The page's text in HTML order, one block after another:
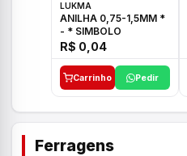
LUKMA
ANILHA 0,75-1,5MM *
- * SIMBOLO
R$ 0,04
Carrinho Pedir
Ferragens